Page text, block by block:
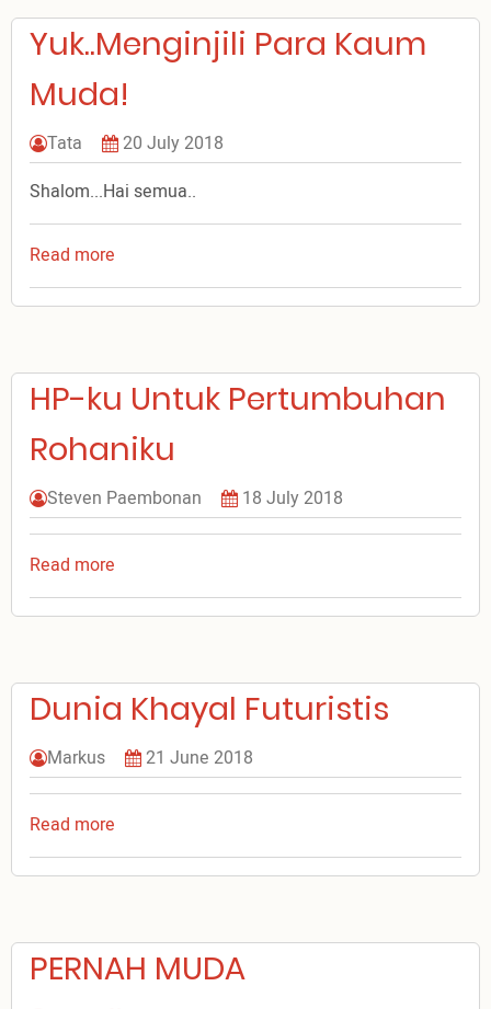
Yuk..Menginjili Para Kaum
Muda!
Tata
20 July 2018
Shalom...Hai semua..
Read more
Yuk..Menginjili
Para
HP-ku Untuk Pertumbuhan
Rohaniku
Steven Paembonan 18 July 2018
Read more
HP-
ku
Rohaniku
Dunia Khayal Futuristis
Markus 21 June 2018
Read more
Dunia
Khayal
PERNAH MUDA